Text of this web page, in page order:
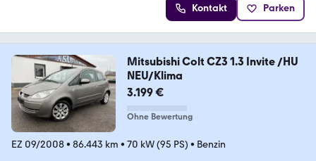
Kontakt Parken
Mitsubishi Colt CZ3 1.3 Invite /HU
NEU/Klima
3.199 €
Ohne Bewertung
EZ 09/2008• 86.443 km • 70 kW (95 PS) • Benzin